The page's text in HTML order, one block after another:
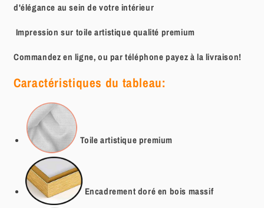
d'élégance au sein de votre intérieur
Impression sur toile artistique qualité premium
Commandez en ligne, ou par téléphone payez à la livraison!
Caractéristiques du tableau:
Toile artistiquepremium
Encadrement doré en bois massif